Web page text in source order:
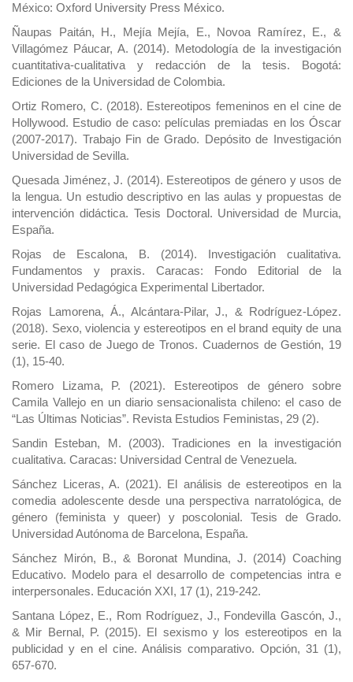
México: Oxford University Press México.
Ñaupas Paitán, H., Mejía Mejía, E., Novoa Ramírez, E., &
Villagómez Páucar, A. (2014). Metodología de la investigación
cuantitativa-cualitativa y redacción de la tesis. Bogotá:
Ediciones de la Universidad de Colombia.
Ortiz Romero, C. (2018). Estereotipos femeninos en el cine de
Hollywood. Estudio de caso: películas premiadas en los Óscar
(2007-2017). Trabajo Fin de Grado. Depósito de Investigación
Universidad de Sevilla.
Quesada Jiménez, J. (2014). Estereotipos de género y usos de
la lengua. Un estudio descriptivo en las aulas y propuestas de
intervención didáctica. Tesis Doctoral. Universidad de Murcia,
España.
Rojas de Escalona, B. (2014). Investigación cualitativa.
Fundamentos y praxis. Caracas: Fondo Editorial de la
Universidad Pedagógica Experimental Libertador.
Rojas Lamorena, Á., Alcántara-Pilar, J., & Rodríguez-López.
(2018). Sexo, violencia y estereotipos en el brand equity de una
serie. El caso de Juego de Tronos. Cuadernos de Gestión, 19
(1), 15-40.
Romero Lizama, P. (2021). Estereotipos de género sobre
Camila Vallejo en un diario sensacionalista chileno: el caso de
“Las Últimas Noticias”. Revista Estudios Feministas, 29 (2).
Sandin Esteban, M. (2003). Tradiciones en la investigación
cualitativa. Caracas: Universidad Central de Venezuela.
Sánchez Liceras, A. (2021). El análisis de estereotipos en la
comedia adolescente desde una perspectiva narratológica, de
género (feminista y queer) y poscolonial. Tesis de Grado.
Universidad Autónoma de Barcelona, España.
Sánchez Mirón, B., & Boronat Mundina, J. (2014) Coaching
Educativo. Modelo para el desarrollo de competencias intra e
interpersonales. Educación XXI, 17 (1), 219-242.
Santana López, E., Rom Rodríguez, J., Fondevilla Gascón, J.,
& Mir Bernal, P. (2015). El sexismo y los estereotipos en la
publicidad y en el cine. Análisis comparativo. Opción, 31 (1),
657-670.